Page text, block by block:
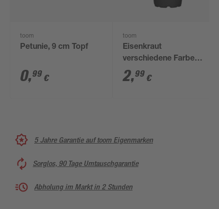
toom
Petunie, 9 cm Topf
0,99 €
toom
Eisenkraut
verschiedene Farben
12 cm Topf
2,99 €
5 Jahre Garantie auf toom Eigenmarken
Sorglos, 90 Tage Umtauschgarantie
Abholung im Markt in 2 Stunden